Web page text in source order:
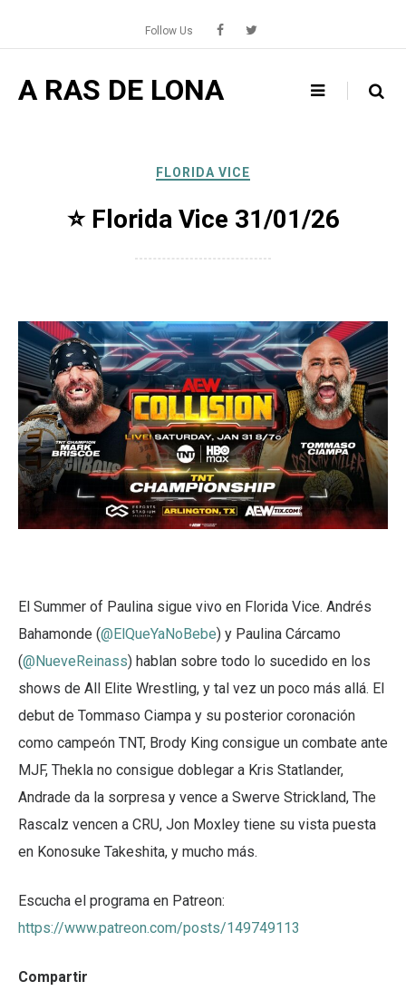
content
Follow Us
A RAS DE LONA
FLORIDA VICE
⭐️ Florida Vice 31/01/26
El Summer of Paulina sigue vivo en Florida Vice. Andrés
Bahamonde (@ElQueYaNoBebe) y Paulina Cárcamo
(@NueveReinass) hablan sobre todo lo sucedido en los
shows de All Elite Wrestling, y tal vez un poco más allá. El
debut de Tommaso Ciampa y su posterior coronación
como campeón TNT, Brody King consigue un combate ante
MJF, Thekla no consigue doblegar a Kris Statlander,
Andrade da la sorpresa y vence a Swerve Strickland, The
Rascalz vencen a CRU, Jon Moxley tiene su vista puesta
en Konosuke Takeshita, y mucho más.
Escucha el programa en Patreon:
https://www.patreon.com/posts/149749113
Compartir